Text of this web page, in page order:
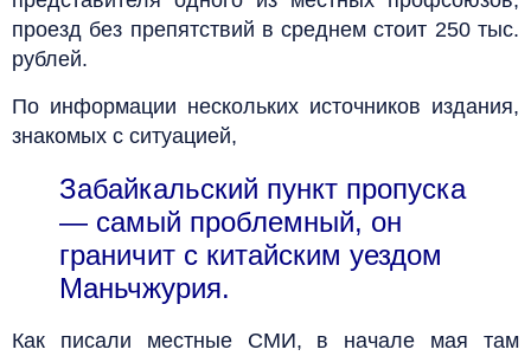
проезд без препятствий в среднем стоит 250 тыс.
рублей.
По информации нескольких источников издания,
знакомых с ситуацией,
Забайкальский пункт пропуска
— самый проблемный, он
граничит с китайским уездом
Маньчжурия.
Как писали местные СМИ, в начале мая там